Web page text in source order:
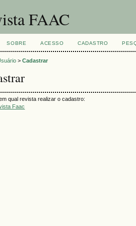
FAAC
SOBRE ACESSO CADASTRO
>Cadastrar
qual revista realizar o cadastro:
Faac